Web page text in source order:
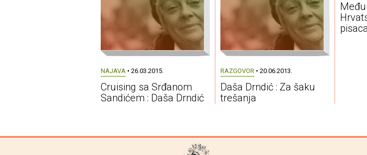
NAJAVA • 26.03.2015.
Cruising sa Srđanom
Sandićem : Daša Drndić
RAZGOVOR • 20.06.2013.
Daša Drndić : Za šaku
trešanja